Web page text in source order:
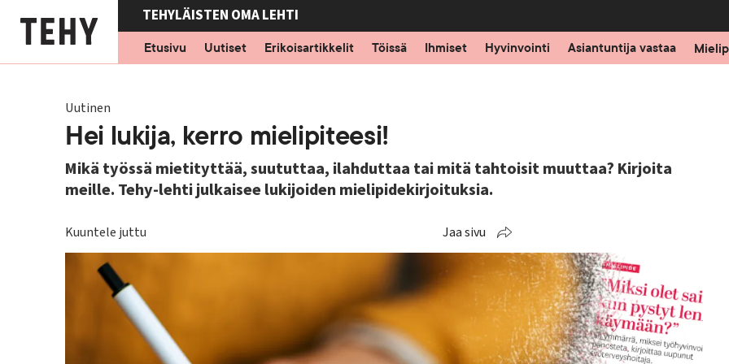
pääsisältöön
TEHYLÄISTEN OMA LEHTI
Etusivu
Uutiset Erikoisartikkelit Töissä Ihmiset Hyvinvointi Asiantuntija vastaa
Uutinen
Hei lukija, kerro mielipiteesi!
Mikä työssä mietityttää, suututtaa, ilahduttaa tai mitä tahtoisit muuttaa? Kirjoita
meille. Tehy-lehti julkaisee lukijoiden mielipidekirjoituksia.
Kuuntele juttu Jaa sivu